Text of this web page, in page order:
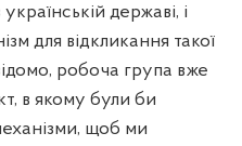
державі, і
для відкликання такої
робоча група вже
в якому були би
щоб ми